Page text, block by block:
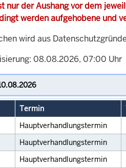
nur der Aushang vor dem
werden aufgehobene und
wird aus
08.08.2026, 07:00 Uhr
Termin
Hauptverhandlungstermin
Hauptverhandlungstermin
Hauptverhandlungstermin